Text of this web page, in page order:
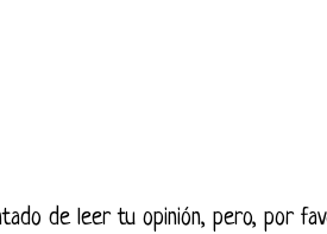
de leer tu opinión, pero, por